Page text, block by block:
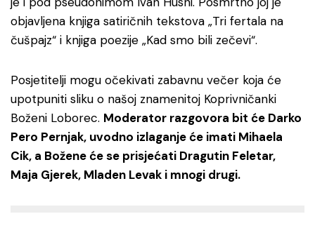
objavljena knjiga satiričnih tekstova „Tri fertala na
čušpajz“ i knjiga poezije „Kad smo bili zečevi“.
Posjetitelji mogu očekivati zabavnu večer koja će
upotpuniti sliku o našoj znamenitoj Koprivničanki
Boženi Loborec. Moderator razgovora bit će Darko
Pero Pernjak, uvodno izlaganje će imati Mihaela
Cik, a Božene će se prisjećati Dragutin Feletar,
Maja Gjerek, Mladen Levak i mnogi drugi.